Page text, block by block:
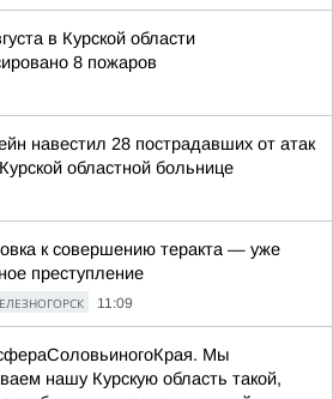
в Курской области
8 пожаров
навестил 28 пострадавших от атак
областной больнице
к совершению теракта — уже
преступление
11:09
Мы
нашу Курскую область такой,